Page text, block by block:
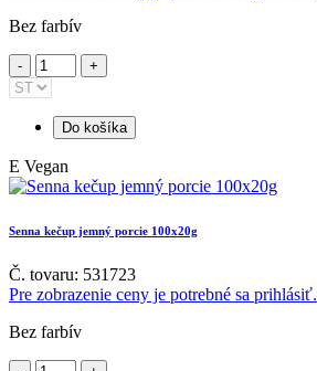
Bez farbív
Do košíka
E Vegan
Senna kečup jemný porcie 100x20g
Č. tovaru: 531723
Pre zobrazenie ceny je potrebné sa prihlásiť.
Bez farbív